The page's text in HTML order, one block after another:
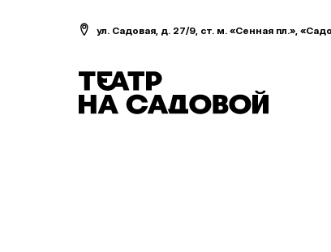
ул. Садовая, д. 27/9, ст. м. «Сенная пл.»,